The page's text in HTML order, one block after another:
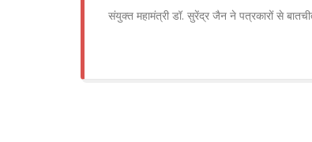
संयुक्त महामंत्री डॉ. सुरेंद्र जैन ने पत्रकारों से